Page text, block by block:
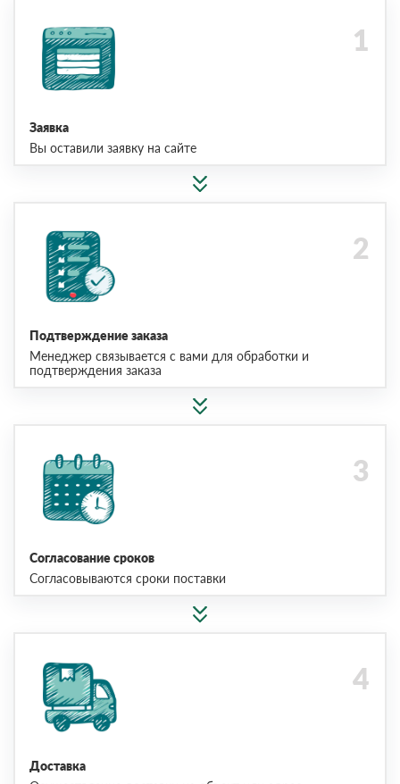
Заявка
Вы оставили заявку на сайте
Подтверждение заказа
Менеджер связывается с вами для обработки и
подтверждения заказа
Согласование сроков
Согласовываются сроки поставки
Доставка